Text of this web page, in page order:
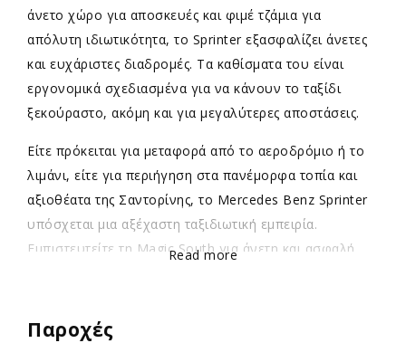
άνετο χώρο για αποσκευές και φιμέ τζάμια για
απόλυτη ιδιωτικότητα, το Sprinter εξασφαλίζει άνετες
και ευχάριστες διαδρομές. Τα καθίσματα του είναι
εργονομικά σχεδιασμένα για να κάνουν το ταξίδι
ξεκούραστο, ακόμη και για μεγαλύτερες αποστάσεις.
Είτε πρόκειται για μεταφορά από το αεροδρόμιο ή το
λιμάνι, είτε για περιήγηση στα πανέμορφα τοπία και
αξιοθέατα της Σαντορίνης, το Mercedes Benz Sprinter
υπόσχεται μια αξέχαστη ταξιδιωτική εμπειρία.
Εμπιστευτείτε τη Magic South για άνετη και ασφαλή
Read more
Παροχές